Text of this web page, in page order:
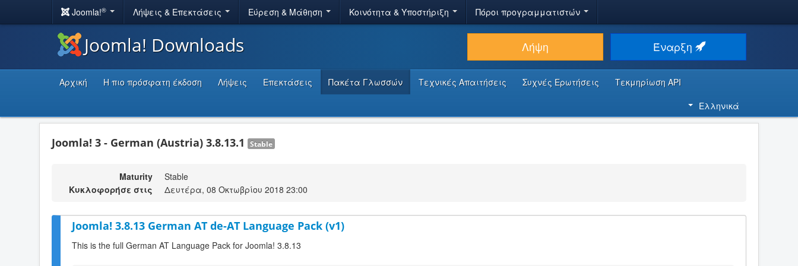
Joomla!® Λήψεις & Επεκτάσεις Εύρεση & Μάθηση Κοινότητα & Υποστήριξη Πόροι προγραμματιστών
Joomla! Downloads Λήψη Έναρξη
Αρχική Η πιο πρόσφατη έκδοση Λήψεις Επεκτάσεις Πακέτα Γλωσσών Τεχνικές Απαιτήσεις Συχνές Ερωτήσεις
Τεκμηρίωση API
Ελληνικά
Joomla! 3 - German (Austria) 3.8.13.1 Stable
Maturity
Stable
Κυκλοφορήσε στις
Δευτέρα, 08 Οκτωβρίου 2018 23:00
Joomla! 3.8.13 German AT de-AT Language Pack (v1)
This is the full German AT Language Pack for Joomla! 3.8.13